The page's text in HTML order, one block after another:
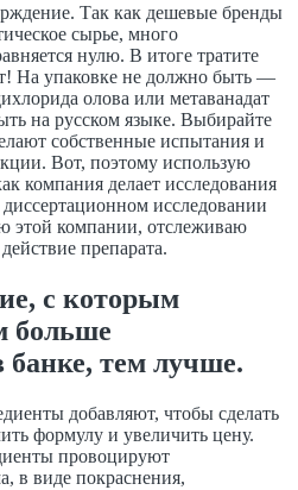
Так как дешевые бренды
сырье, много
нулю. В итоге тратите
На упаковке не должно быть —
олова или метаванадат
на русском языке. Выбирайте
собственные испытания и
Вот, поэтому использую
компания делает исследования
исследовании
этой компании, отслеживаю
препарата.
с которым
больше
банке, тем лучше.
добавляют, чтобы сделать
формулу и увеличить цену.
провоцируют
в виде покраснения,